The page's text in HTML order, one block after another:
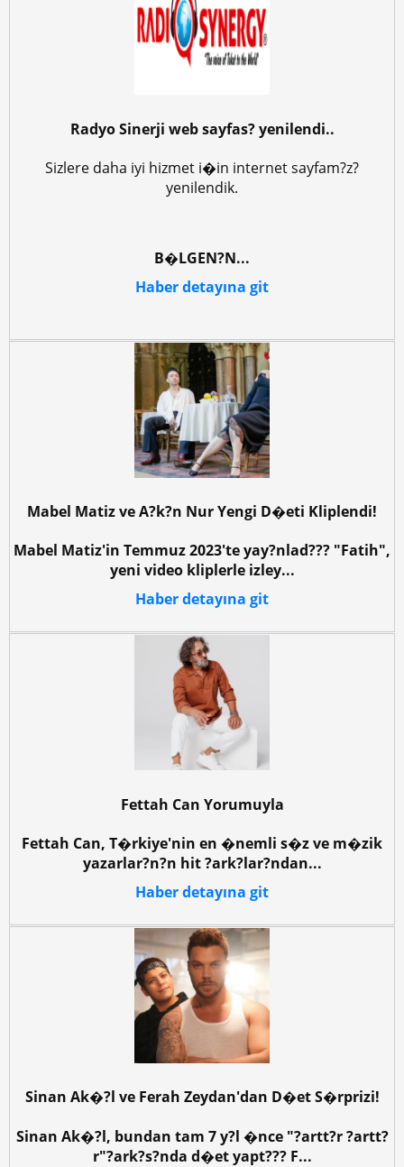
Radyo Sinerji web sayfas? yenilendi..
Sizlere daha iyi hizmet i�in internet sayfam?z?
yenilendik.
B�LGEN?N...
Haber detayına git
Mabel Matiz ve A?k?n Nur Yengi D�eti Kliplendi!
Mabel Matiz'in Temmuz 2023'te yay?nlad??? "Fatih",
yeni video kliplerle izley...
Haber detayına git
Fettah Can Yorumuyla
Fettah Can, T�rkiye'nin en �nemli s�z ve m�zik
yazarlar?n?n hit ?ark?lar?ndan...
Haber detayına git
Sinan Ak�?l ve Ferah Zeydan'dan D�et S�rprizi!
Sinan Ak�?l, bundan tam 7 y?l �nce "?artt?r ?artt?
r"?ark?s?nda d�et yapt??? F...